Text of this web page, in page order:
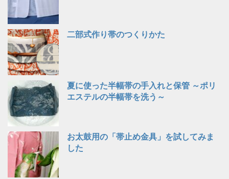
二部式作り帯のつくりかた
夏に使った半幅帯の手入れと保管 ～ポリ
エステルの半幅帯を洗う～
お太鼓用の「帯止め金具」を試してみま
した